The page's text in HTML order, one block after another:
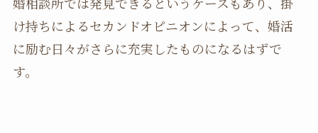
け持ちによるセカンドオピニオンによって、婚活
に励む日々がさらに充実したものになるはずで
す。